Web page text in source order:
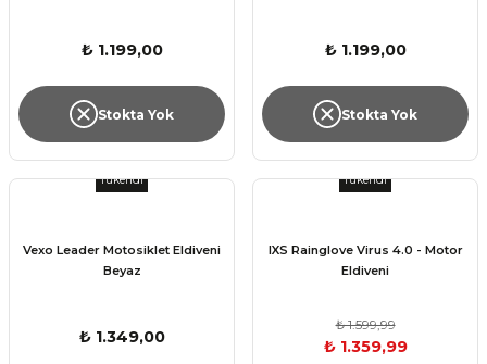
₺ 1.199,00
Stokta Yok
₺ 1.199,00
Stokta Yok
Tükendi
Vexo Leader Motosiklet Eldiveni
Beyaz
₺ 1.349,00
Tükendi
IXS Rainglove Virus 4.0 - Motor
Eldiveni
₺ 1.599,99
₺ 1.359,99